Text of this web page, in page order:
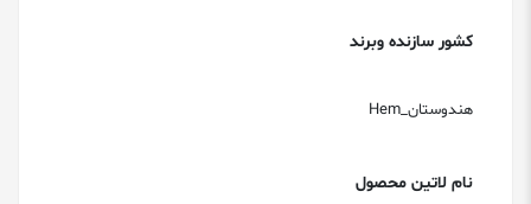
کشور سازنده وبرند
هندوستان_Hem
نام لاتین محصول